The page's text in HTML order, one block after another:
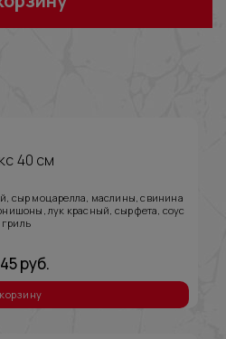
40 см
сыр моцарелла, маслины, свинина
лук красный, сыр фета, соус
гриль
руб.